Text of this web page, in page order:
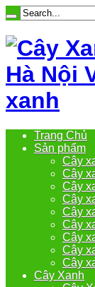
Hà Nội
xanh
Trang Chủ
Sản phẩm
Cây
Cây
Cây
Cây
Cây
Cây
Cây
Cây
Cây
Cây Xanh